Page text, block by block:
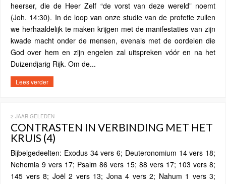
heerser, die de Heer Zelf “de vorst van deze wereld” noemt
(Joh. 14:30). In de loop van onze studie van de profetie zullen
we herhaaldelijk te maken krijgen met de manifestaties van zijn
kwade macht onder de mensen, evenals met de oordelen die
God over hem en zijn engelen zal uitspreken vóór en na het
Duizendjarig Rijk. Om de...
Lees verder
2 JAAR GELEDEN
CONTRASTEN IN VERBINDING MET HET
KRUIS (4)
Bijbelgedeelten: Exodus 34 vers 6; Deuteronomium 14 vers 18;
Nehemia 9 vers 17; Psalm 86 vers 15; 88 vers 17; 103 vers 8;
145 vers 8; Joël 2 vers 13; Jona 4 vers 2; Nahum 1 vers 3;